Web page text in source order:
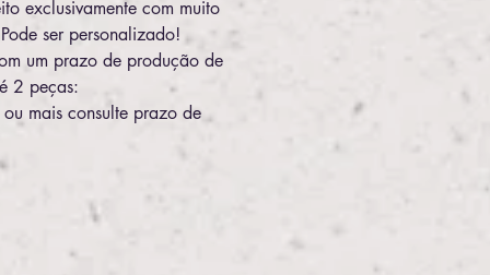
exclusivamente com muito
ser personalizado!
um prazo de produção de
2 peças:
mais consulte prazo de